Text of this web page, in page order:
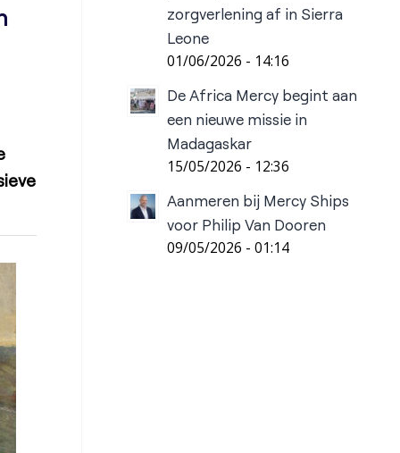
zorgverlening af in Sierra
Leone
01/06/2026 - 14:16
De Africa Mercy begint aan
een nieuwe missie in
Madagaskar
15/05/2026 - 12:36
Aanmeren bij Mercy Ships
voor Philip Van Dooren
09/05/2026 - 01:14